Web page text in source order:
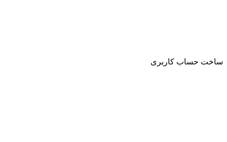
ساخت حساب کاربری